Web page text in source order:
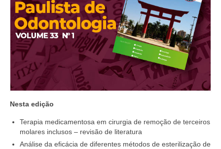
Nesta edição
Terapia medicamentosa em cirurgia de remoção de terceiros
molares inclusos – revisão de literatura
Análise da eficácia de diferentes métodos de esterilização de